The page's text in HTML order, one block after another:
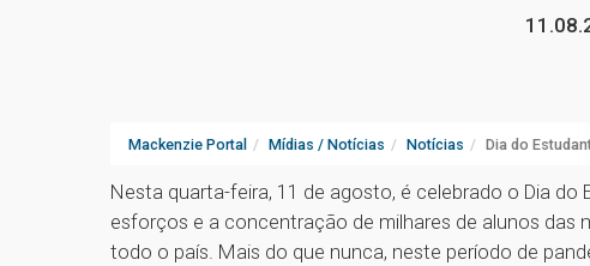
Mackenzie Portal Mídias / Notícias Notícias Dia do
Nesta quarta-feira, 11 de agosto, é celebrado o Dia
esforços e a concentração de milhares de alunos das
todo o país. Mais do que nunca, neste período de